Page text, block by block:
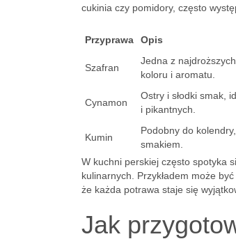
cukinia czy pomidory, często
Przyprawa Opis
Szafran
Jedna z
koloru i aromatu.
Cynamon
Ostry i słodki smak,
i pikantnych.
Kumin
Podobny do
smakiem.
W kuchni perskiej często spotyka
kulinarnych. Przykładem może
że każda potrawa staje się
Jak